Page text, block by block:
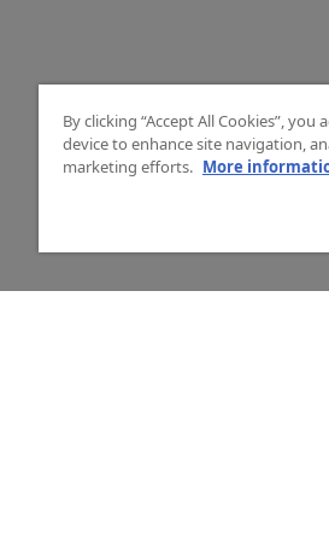
By clicking “Accept All Cookies”,
device to enhance site navigation,
marketing efforts. More